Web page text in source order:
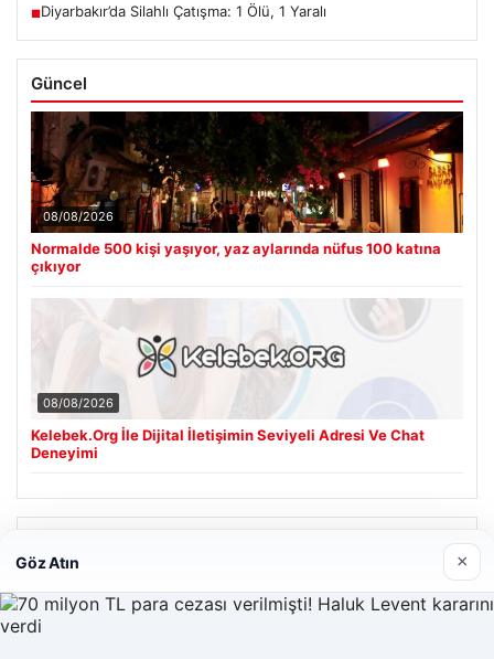
■Diyarbakır’da Silahlı Çatışma: 1 Ölü, 1 Yaralı
Güncel
08/08/2026
Normalde 500 kişi yaşıyor, yaz aylarında nüfus 100 katına
çıkıyor
08/08/2026
Kelebek.Org İle Dijital İletişimin Seviyeli Adresi Ve Chat
Deneyimi
Göz Atın ×